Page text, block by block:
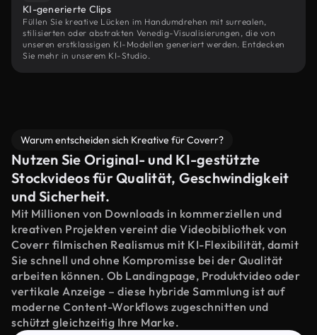
KI-generierte Clips
Füllen Sie kreative Lücken im Handumdrehen mit surrealen,
stilisierten oder abstrakten Venedig-Visualisierungen, die von
unseren erstklassigen KI-Modellen generiert werden. Entdecken
Sie mehr in unserem KI-Studio.
Warum entscheiden sich Kreative für Coverr?
Nutzen Sie Original- und KI-gestützte
Stockvideos für Qualität, Geschwindigkeit
und Sicherheit.
Mit Millionen von Downloads in kommerziellen und
kreativen Projekten vereint die Videobibliothek von
Coverr filmischen Realismus mit KI-Flexibilität, damit
Sie schnell und ohne Kompromisse bei der Qualität
arbeiten können. Ob Landingpage, Produktvideo oder
vertikale Anzeige – diese hybride Sammlung ist auf
moderne Content-Workflows zugeschnitten und
schützt gleichzeitig Ihre Marke.